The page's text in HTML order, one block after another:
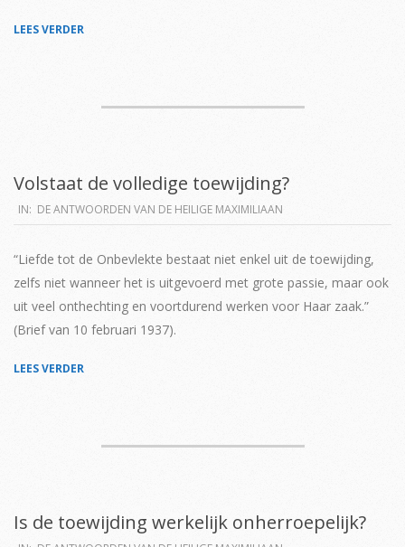
LEES VERDER
Volstaat de volledige toewijding?
2019-
04-
02
IN: DE ANTWOORDEN VAN DE HEILIGE MAXIMILIAAN
“Liefde tot de Onbevlekte bestaat niet enkel uit de toewijding,
zelfs niet wanneer het is uitgevoerd met grote passie, maar ook
uit veel onthechting en voortdurend werken voor Haar zaak.”
(Brief van 10 februari 1937).
LEES VERDER
Is de toewijding werkelijk onherroepelijk?